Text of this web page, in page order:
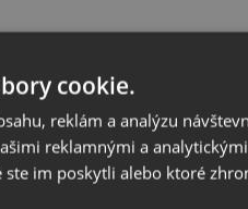
a písacích potrieb.
a inovácií. Výrobky STABILO
a pestrejšie. História
kvality a najväčšia
drevené
cookie.
reklám a analýzu
reklamnými a
im poskytli alebo ktoré